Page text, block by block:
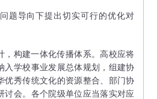
导向下提出切实可行的优化对
构建一体化传播体系。高校应将
入学校事业发展总体规划，组建协
优秀传统文化的资源整合、部门协
讨会。各个院级单位应当落实对应